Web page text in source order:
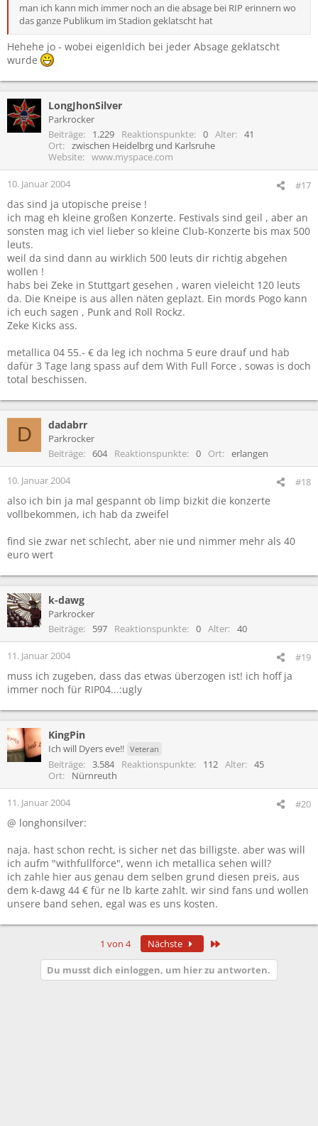
man ich kann mich immer noch an die absage bei RIP erinnern wo
das ganze Publikum im Stadion geklatscht hat
Hehehe jo - wobei eigenldich bei jeder Absage geklatscht
wurde
LongJhonSilver
Parkrocker
Beiträge
1.229 Reaktionspunkte 0 Alter
41
Ort
zwischen Heidelbrg und Karlsruhe
Website
www.myspace.com
10. Januar 2004 #17
das sind ja utopische preise !
ich mag eh kleine großen Konzerte. Festivals sind geil , aber an
sonsten mag ich viel lieber so kleine Club-Konzerte bis max 500
leuts.
weil da sind dann au wirklich 500 leuts dir richtig abgehen
wollen !
habs bei Zeke in Stuttgart gesehen , waren vieleicht 120 leuts
da. Die Kneipe is aus allen näten geplazt. Ein mords Pogo kann
ich euch sagen , Punk and Roll Rockz.
Zeke Kicks ass.
metallica 04 55.- € da leg ich nochma 5 eure drauf und hab
dafür 3 Tage lang spass auf dem With Full Force , sowas is doch
total beschissen.
D dadabrr
Parkrocker
Beiträge
604 Reaktionspunkte 0 Ort erlangen
10. Januar 2004 #18
also ich bin ja mal gespannt ob limp bizkit die konzerte
vollbekommen, ich hab da zweifel
find sie zwar net schlecht, aber nie und nimmer mehr als 40
euro wert
k-dawg
Parkrocker
Beiträge
597 Reaktionspunkte 0 Alter 40
11. Januar 2004 #19
muss ich zugeben, dass das etwas überzogen ist! ich hoff ja
immer noch für RIP04...:ugly
KingPin
Ich will Dyers eve!! Veteran
Beiträge 3.584 Reaktionspunkte 112 Alter
45
Ort
Nürnreuth
11. Januar 2004 #20
@ longhonsilver:
naja. hast schon recht, is sicher net das billigste. aber was will
ich aufm "withfullforce", wenn ich metallica sehen will?
ich zahle hier aus genau dem selben grund diesen preis, aus
dem k-dawg 44 € für ne lb karte zahlt. wir sind fans und wollen
unsere band sehen, egal was es uns kosten.
1 von 4 Nächste
Du musst dich einloggen, um hier zu antworten.